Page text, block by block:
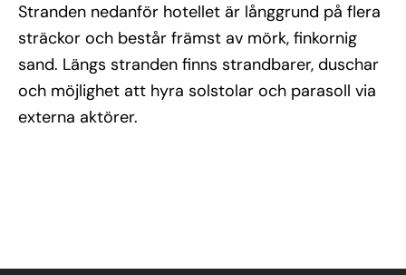
Stranden nedanför hotellet är långgrund på flera
sträckor och består främst av mörk, finkornig
sand. Längs stranden finns strandbarer, duschar
och möjlighet att hyra solstolar och parasoll via
externa aktörer.